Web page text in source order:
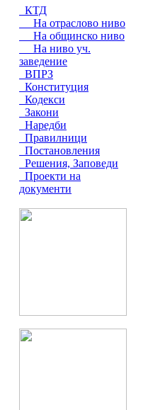
КТД
На отраслово ниво
На общинско ниво
На ниво уч.
заведение
ВПРЗ
Конституция
Кодекси
Закони
Наредби
Правилници
Постановления
Решения, Заповеди
Проекти на
документи